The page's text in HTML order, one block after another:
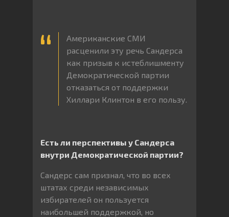
Американские СМИ
расценили эту речь Сандерса
как призыв к истеблишменту
Демократической партии
отказаться от поддержки
Хиллари Клинтон в его пользу.
Есть ли перспективы у Сандерса
внутри Демократической партии?
Сандерс сам признал, что во всех
штатах среди независимых
избирателей он пользуется
наибольшей поддержкой, но